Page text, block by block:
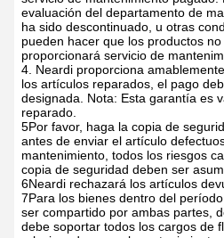
evaluación del departamento de
ha sido descontinuado, u otras
pueden hacer que los productos
proporcionará servicio de
4. Neardi proporciona
los artículos reparados, el pago
designada. Nota: Esta garantía es
reparado.
5Por favor, haga la copia de
antes de enviar el artículo
mantenimiento, todos los riesgos
copia de seguridad deben ser
6Neardi rechazará los artículos
7Para los bienes dentro del
ser compartido por ambas partes,
debe soportar todos los cargos de